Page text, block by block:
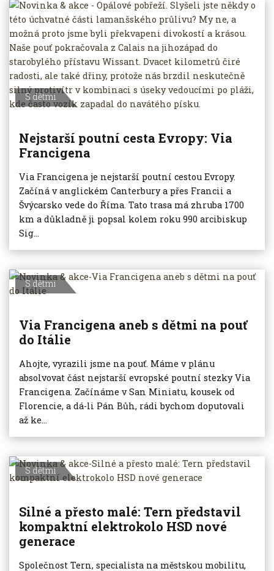
S dětmi
Nejstarší poutní cesta Evropy: Via
Francigena
Via Francigena je nejstarší poutní cestou Evropy.
Začíná v anglickém Canterbury a přes Francii a
Švýcarsko vede do Říma. Tato trasa má zhruba 1700
km a důkladně ji popsal kolem roku 990 arcibiskup
Sig...
S dětmi
Via Francigena aneb s dětmi na pouť
do Itálie
Ahojte, vyrazili jsme na pouť. Máme v plánu
absolvovat část nejstarší evropské poutní stezky Via
Francigena. Začínáme v San Miniatu, kousek od
Florencie, a dá-li Pán Bůh, rádi bychom doputovali
až ke...
S dětmi
Silné a přesto malé: Tern představil
kompaktní elektrokolo HSD nové
generace
Společnost Tern, specialista na městskou mobilitu,